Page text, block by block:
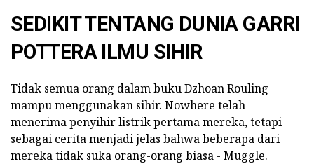
SEDIKIT TENTANG DUNIA GARRI
POTTERA ILMU SIHIR
Tidak semua orang dalam buku Dzhoan Rouling
mampu menggunakan sihir. Nowhere telah
menerima penyihir listrik pertama mereka, tetapi
sebagai cerita menjadi jelas bahwa beberapa dari
mereka tidak suka orang-orang biasa - Muggle.